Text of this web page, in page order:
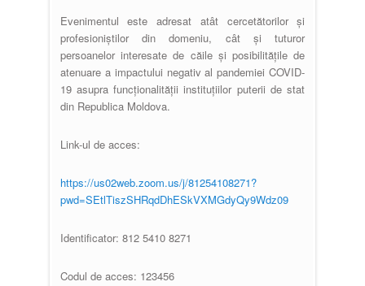
Evenimentul este adresat atât cercetătorilor și
profesioniștilor din domeniu, cât și tuturor
persoanelor interesate de căile și posibilitățile de
atenuare a impactului negativ al pandemiei COVID-
19 asupra funcționalității instituțiilor puterii de stat
din Republica Moldova.
Link-ul de acces:
https://us02web.zoom.us/j/81254108271?
pwd=SEtlTiszSHRqdDhESkVXMGdyQy9Wdz09
Identificator: 812 5410 8271
Codul de acces: 123456